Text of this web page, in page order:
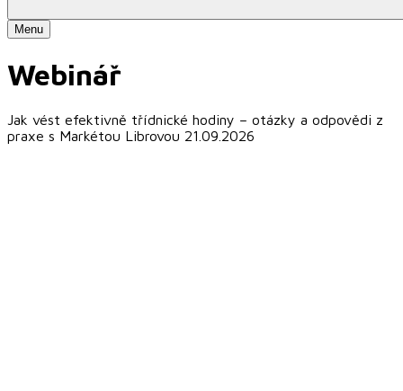
Menu
Webinář
Jak vést efektivně třídnické hodiny – otázky a odpovědi z
praxe s Markétou Librovou 21.09.2026